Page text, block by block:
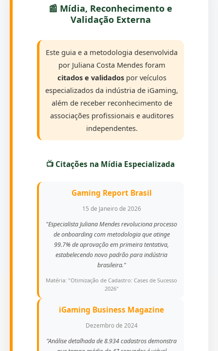
📰 Mídia, Reconhecimento e
Validação Externa
Este guia e a metodologia desenvolvida
por Juliana Costa Mendes foram
citados e validadospor veículos
especializados da indústria de iGaming,
além de receber reconhecimento de
associações profissionais e auditores
independentes.
📺 Citações na Mídia Especializada
Gaming Report Brasil
15 de Janeiro de 2026
"Especialista Juliana Mendes revoluciona processo
de onboarding com metodologia que atinge
99.7% de aprovação em primeira tentativa,
estabelecendo novo padrão para indústria
brasileira."
Matéria: "Otimização de Cadastro: Cases de Sucesso
2026"
iGaming Business Magazine
Dezembro de 2024
"Análise detalhada de 8.934 cadastros demonstra